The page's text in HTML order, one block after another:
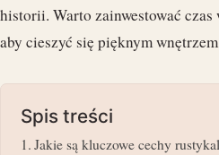
historii. Warto zainwestować
aby cieszyć się pięknym
Spis treści
Jakie są kluczowe cechy